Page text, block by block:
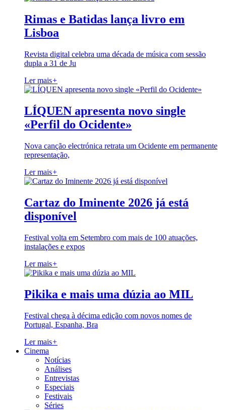
Rimas e Batidas lança livro em
Lisboa
Revista digital celebra uma década de música com sessão
dupla a 31 de Ju
Ler mais+
LÍQUEN apresenta novo single
«Perfil do Ocidente»
Nova canção electrónica retrata um Ocidente em permanente
representação,
Ler mais+
Cartaz do Iminente 2026 já está
disponível
Festival volta em Setembro com mais de 100 atuações,
instalações e expos
Ler mais+
Pikika e mais uma dúzia ao MIL
Festival chega à décima edição com novos nomes de
Portugal, Espanha, Bra
Ler mais+
Cinema
Notícias
Análises
Entrevistas
Especiais
Festivais
Séries